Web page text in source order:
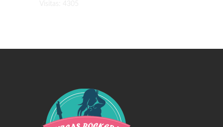
Swiss Replica Watches
Audemars Piguet Watches Replica
Rolex Watches Replica
Richard Mille Watches Replica